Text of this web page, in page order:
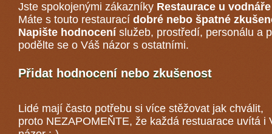
Jste spokojenými zákazníky Restaurace u vodnáře
Máte s touto restaurací dobré nebo špatné
Napište hodnocení služeb, prostředí, personálu a
podělte se o Váš názor s ostatními.
Přidat hodnocení nebo zkušenost
Lidé mají často potřebu si více stěžovat jak chválit,
proto NEZAPOMEŇTE, že každá restuarace uvítá i